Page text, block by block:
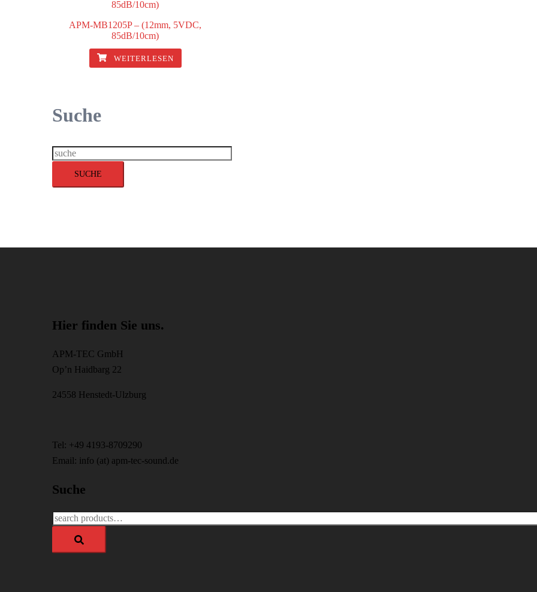
APM-MB1205P – (12mm, 5VDC,
85dB/10cm)
WEITERLESEN
Suche
Suche
SUCHE
Hier finden Sie uns.
APM-TEC GmbH
Op’n Haidbarg 22
24558 Henstedt-Ulzburg
Tel: +49 4193-8709290
Email: info (at) apm-tec-sound.de
Suche
Search